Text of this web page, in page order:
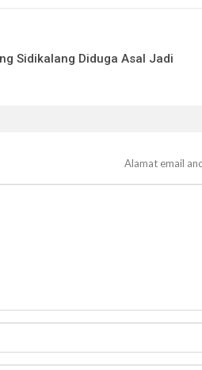
Sidikalang Diduga Asal Jadi
Alamat email